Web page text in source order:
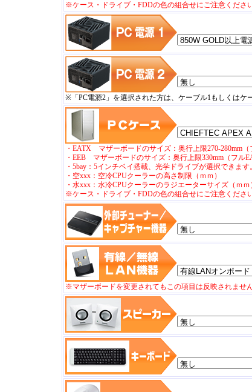
※ケース・ドライブ・FDDの色の組合せにご注意ください
※「PC電源2」を選択された方は、ケーブル1もしくはケ
・EATX マザーボードのサイズ：奥行上限270-280mm（
・EEB マザーボードのサイズ：奥行上限330mm（フル
・5bay：5インチベイ搭載、光学ドライブが選択できます。
・空xxx：空冷CPUクーラーの高さ制限（ｍｍ）
・水xxx：水冷CPUクーラーのラジエーターサイズ（ｍｍ
※ケース・ドライブ・FDDの色の組合せにご注意ください
※マザーボードを変更されてもこの項目は反映されませ